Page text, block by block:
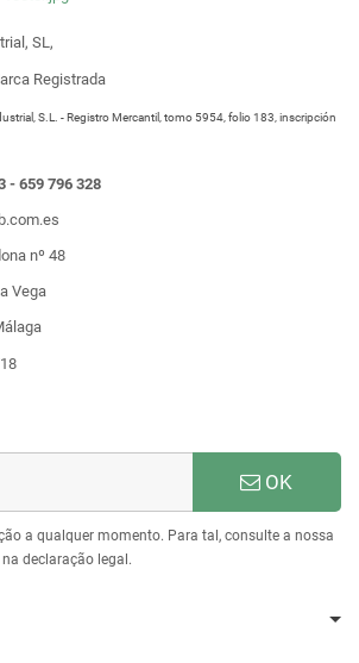
SL,
Registrada
S.L. - Registro Mercantil, tomo 5954, folio 183, inscripción
- 659 796 328
nº 48
OK
a qualquer momento. Para tal, consulte a nossa
declaração legal.